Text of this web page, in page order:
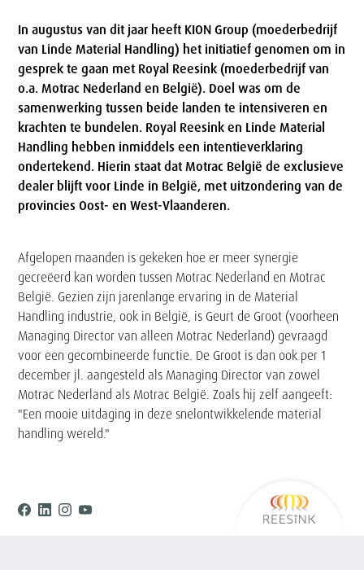
In augustus van dit jaar heeft KION Group (moederbedrijf
van Linde Material Handling) het initiatief genomen om in
gesprek te gaan met Royal Reesink (moederbedrijf van
o.a. Motrac Nederland en België). Doel was om de
samenwerking tussen beide landen te intensiveren en
krachten te bundelen. Royal Reesink en Linde Material
Handling hebben inmiddels een intentieverklaring
ondertekend. Hierin staat dat Motrac België de exclusieve
dealer blijft voor Linde in België, met uitzondering van de
provincies Oost- en West-Vlaanderen.
Tekst
Afgelopen maanden is gekeken hoe er meer synergie
gecreëerd kan worden tussen Motrac Nederland en Motrac
België. Gezien zijn jarenlange ervaring in de Material
Handling industrie, ook in België, is Geurt de Groot (voorheen
Managing Director van alleen Motrac Nederland) gevraagd
voor een gecombineerde functie. De Groot is dan ook per 1
december jl. aangesteld als Managing Director van zowel
Motrac Nederland als Motrac België. Zoals hij zelf aangeeft:
"Een mooie uitdaging in deze snelontwikkelende material
handling wereld."
Facebook
Linkedin
Instagram
Youtube